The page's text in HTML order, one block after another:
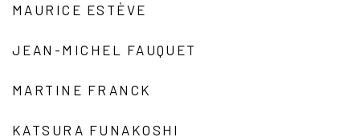
MAURICE ESTÈVE
JEAN-MICHEL FAUQUET
MARTINE FRANCK
KATSURA FUNAKOSHI